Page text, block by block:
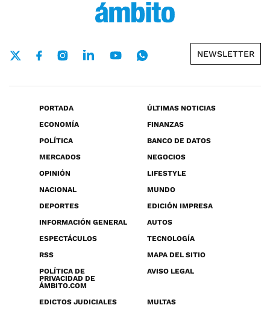
NEWSLETTER
PORTADA
ÚLTIMAS NOTICIAS
ECONOMÍA
FINANZAS
POLÍTICA
BANCO DE DATOS
MERCADOS
NEGOCIOS
OPINIÓN
LIFESTYLE
NACIONAL
MUNDO
DEPORTES
EDICIÓN IMPRESA
INFORMACIÓN GENERAL
AUTOS
ESPECTÁCULOS
TECNOLOGÍA
RSS
MAPA DEL SITIO
POLÍTICA DE
PRIVACIDAD DE
ÁMBITO.COM
AVISO LEGAL
EDICTOS JUDICIALES MULTAS